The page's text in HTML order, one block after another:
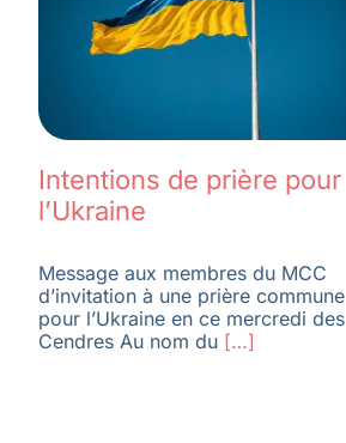
Intentions de prière pour
l’Ukraine
Message aux membres du MCC
d’invitation à une prière commune
pour l’Ukraine en ce mercredi des
Cendres Au nom du[…]